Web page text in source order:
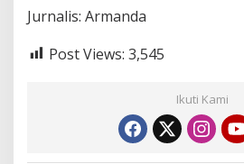
Jurnalis: Armanda
Post Views: 3,545
Ikuti Kami